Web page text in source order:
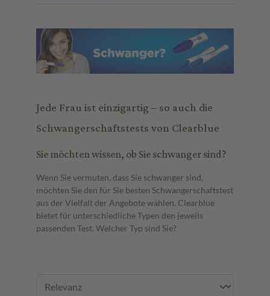
Jede Frau ist einzigartig – so auch die
Schwangerschaftstests von Clearblue
Sie möchten wissen, ob Sie schwanger sind?
Wenn Sie vermuten, dass Sie schwanger sind,
möchten Sie den für Sie besten Schwangerschaftstest
aus der Vielfalt der Angebote wählen. Clearblue
bietet für unterschiedliche Typen den jeweils
passenden Test. Welcher Typ sind Sie?